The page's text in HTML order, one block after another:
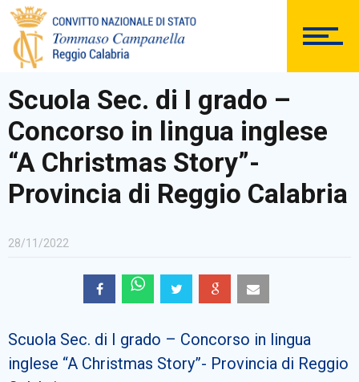
DOCUMENTAZIONE
PERSONALE
Scuola Sec. di I grado –
Concorso in lingua inglese
“A Christmas Story”-
Provincia di Reggio Calabria
28/11/2022
Scuola Sec. di I grado – Concorso in lingua
inglese “A Christmas Story”- Provincia di Reggio